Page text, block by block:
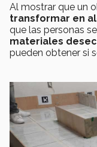
Al mostrar que un
transformar en
que las personas
materiales
pueden obtener si